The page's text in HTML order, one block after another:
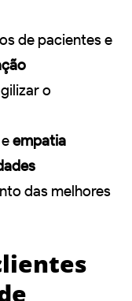
de pacientes e
o
empatia
das melhores